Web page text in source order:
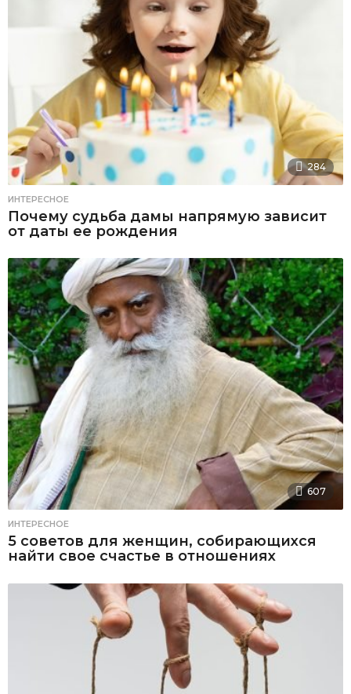
284
ИНТЕРЕСНОЕ
Почему судьба дамы напрямую зависит
от даты ее рождения
607
ИНТЕРЕСНОЕ
5 советов для женщин, собирающихся
найти свое счастье в отношениях